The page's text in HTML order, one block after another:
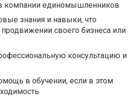
компании единомышленников
знания и навыки, что
своего бизнеса или
консультацию и
в обучении, если в этом